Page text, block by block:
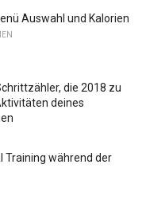
Auswahl und Kalorien
die 2018 zu
deines
Training während der